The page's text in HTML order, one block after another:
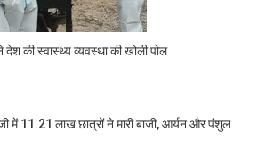
की स्वास्थ्य व्यवस्था की खोली पोल
में 11.21 लाख छात्रों ने मारी बाजी, आर्यन और पंशुल